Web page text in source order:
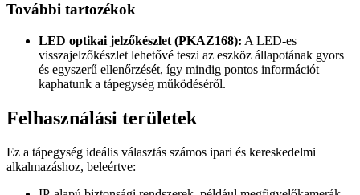
További tartozékok
LED optikai jelzőkészlet (PKAZ168): A LED-es
visszajelzőkészlet lehetővé teszi az eszköz állapotának gyors
és egyszerű ellenőrzését, így mindig pontos információt
kaphatunk a tápegység működéséről.
Felhasználási területek
Ez a tápegység ideális választás számos ipari és kereskedelmi
alkalmazáshoz, beleértve: